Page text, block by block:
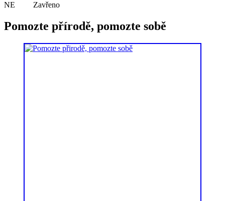
NE Zavřeno
Pomozte přírodě, pomozte sobě